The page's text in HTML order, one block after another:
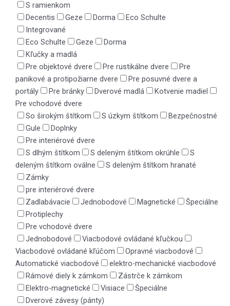
S ramienkom
Decentis
Geze Dorma
Eco Schulte
Integrované
Eco Schulte
Geze
Dorma
Kľučky a madlá
Pre objektové dvere
Pre rustikálne dvere
Pre
panikové a protipožiarne dvere
Pre posuvné dvere a
portály
Pre bránky Dverové madlá
Kotvenie madiel
Pre vchodové dvere
So širokým štítkom
S úzkym štítkom
Bezpečnostné
Gule
Doplnky
Pre interiérové dvere
S dlhým štítkom
S deleným štítkom okrúhle
S
deleným štítkom oválne
S deleným štítkom hranaté
Zámky
pre interiérové dvere
Zadlabávacie
Jednobodové Magnetické
Špeciálne
Protiplechy
Pre vchodové dvere
Jednobodové
Viacbodové ovládané kľučkou
Viacbodové ovládané kľúčom
Opravné viacbodové
Automatické viacbodové
elektro-mechanické viacbodové
Rámové diely k zámkom
Zástrče k zámkom
Elektro-magnetické
Visiace
Špeciálne
Dverové závesy (pánty)